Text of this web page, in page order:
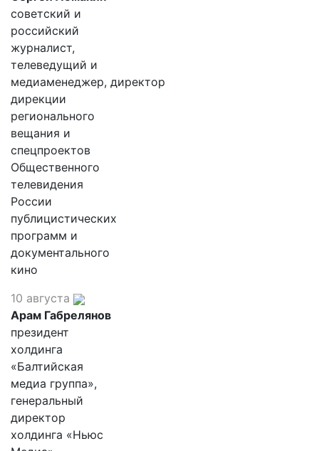
советский и
российский
журналист,
телеведущий и
медиаменеджер, директор
дирекции
регионального
вещания и
спецпроектов
Общественного
телевидения
России
публицистических
программ и
документального
кино
10 августа
Арам Габрелянов
президент
холдинга
«Балтийская
медиа группа»,
генеральный
директор
холдинга «Ньюс